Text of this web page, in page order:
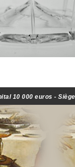
10 000 euros -